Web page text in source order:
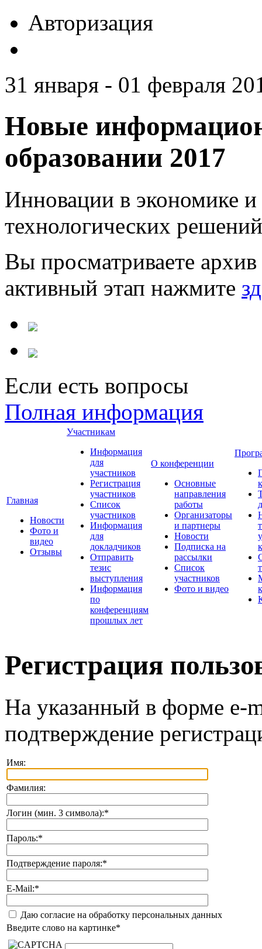
Авторизация
31 января - 01 февраля
Новые
образовании 2017
Инновации в экономике и
технологических
Вы просматриваете
активный этап нажмите
Если есть вопросы
Полная информация
Главная
Новости
Фото и
видео
Отзывы
Участникам
Информация
для
участников
Регистрация
участников
Список
участников
Информация
для
докладчиков
Отправить
тезис
выступления
Информация
по
конференциям
прошлых лет
О конференции
Основные
направления
работы
Организаторы
и партнеры
Новости
Подписка на
рассылки
Список
участников
Фото и видео
Регистрация
На указанный в форме e-
подтверждение
Имя:
Фамилия:
Логин (мин. 3 символа):*
Пароль:*
Подтверждение пароля:*
E-Mail:*
Даю согласие на обработку персональных данных
Введите слово на картинке*